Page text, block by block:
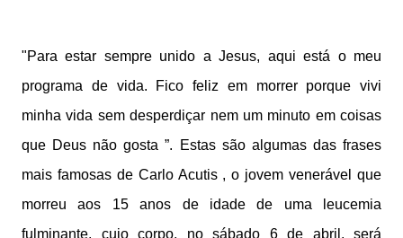
"Para estar sempre unido a Jesus, aqui está o meu
programa de vida. Fico feliz em morrer porque vivi
minha vida sem desperdiçar nem um minuto em coisas
que Deus não gosta ”. Estas são algumas das frases
mais famosas de Carlo Acutis , o jovem venerável que
morreu aos 15 anos de idade de uma leucemia
fulminante, cujo corpo, no sábado 6 de abril, será